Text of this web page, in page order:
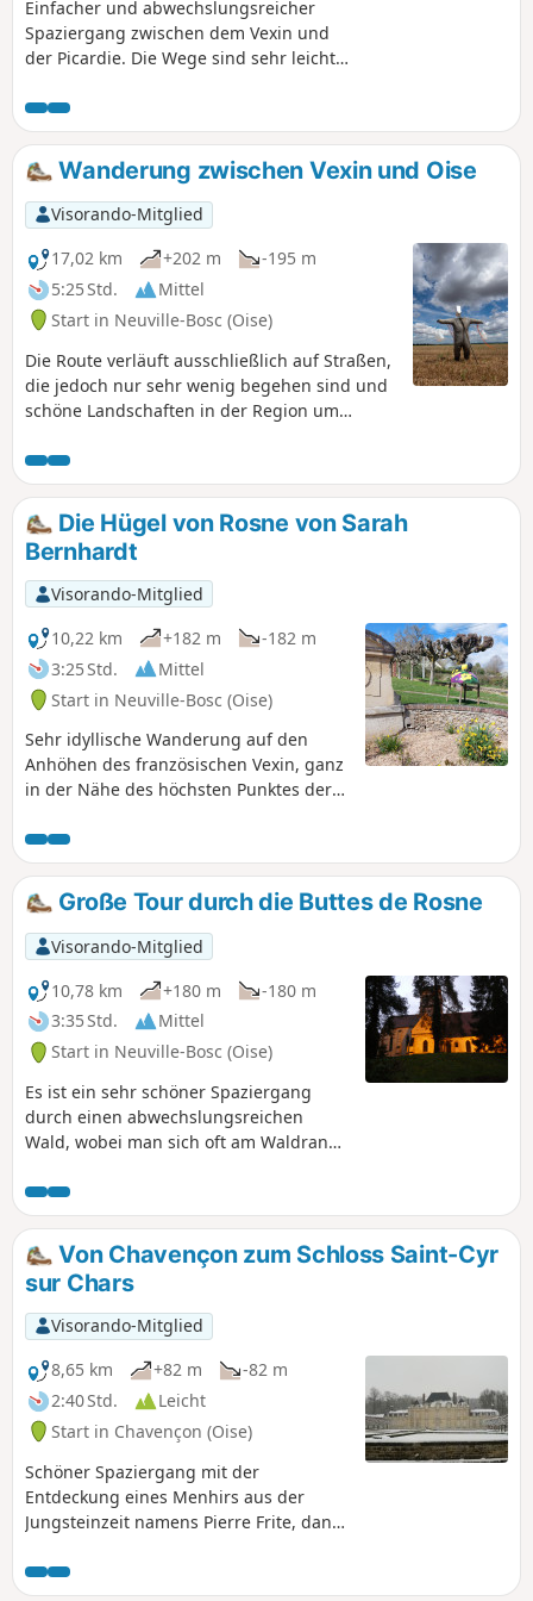
Einfacher und abwechslungsreicher
Spaziergang zwischen dem Vexin und
der Picardie. Die Wege sind sehr leicht
begehene Straßen. Der Startpunkt ist
Cresnes, ein kleiner, ruhiger Weiler.
Wanderung zwischen Vexin und Oise
Visorando-Mitglied
17,02 km
+202 m
-195 m
5:25 Std.
Mittel
Start in Neuville-Bosc (Oise)
Die Route verläuft ausschließlich auf Straßen,
die jedoch nur sehr wenig begehen sind und
schöne Landschaften in der Region um
Diese Wanderung ist empfehlenswert, wenn
die Wege schlammig oder schwer begehbar
sind und/oder wenn Jäger die Wandergebiete
in Beschlag genommen haben.
Die Hügel von Rosne von Sarah
Bernhardt
Visorando-Mitglied
10,22 km
+182 m
-182 m
3:25 Std.
Mittel
Start in Neuville-Bosc (Oise)
Sehr idyllische Wanderung auf den
Anhöhen des französischen Vexin, ganz
in der Nähe des höchsten Punktes der
schönen Wald bis zum Haus, in dem
Sarah Bernhardt gewohnt hat. Der
Rückweg führt über Felder durch eine
schöne Landschaft am Rande der
Picardie.
Große Tour durch die Buttes de Rosne
Visorando-Mitglied
10,78 km
+180 m
-180 m
3:35 Std.
Mittel
Start in Neuville-Bosc (Oise)
Es ist ein sehr schöner Spaziergang
durch einen abwechslungsreichen
Wald, wobei man sich oft am Waldrand
Sie werden herrliche Ausblicke auf das
Vexin genießen können. Die
Durchquerung von Chavençon, einem
kleinen, in der Natur versteckten Dorf,
ist ein sehr angenehmer Moment.
Von Chavençon zum Schloss Saint-Cyr
sur Chars
Visorando-Mitglied
8,65 km
+82 m
-82 m
2:40 Std.
Leicht
Start in Chavençon (Oise)
Schöner Spaziergang mit der
Entdeckung eines Menhirs aus der
Jungsteinzeit namens Pierre Frite, dann
erhaltenen Schloss, das inmitten einer